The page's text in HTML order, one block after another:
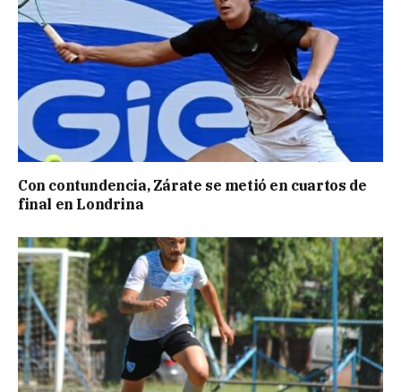
Con contundencia, Zárate se metió en cuartos de
final en Londrina